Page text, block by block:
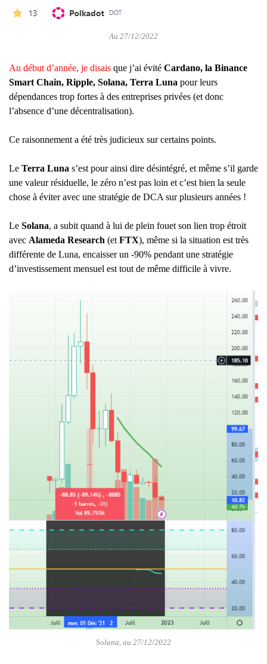
Au 27/12/2022
Au début d’année, je disais que j’ai évité Cardano, la Binance
Smart Chain, Ripple, Solana, Terra Luna pour leurs
dépendances trop fortes à des entreprises privées (et donc
l’absence d’une décentralisation).
Ce raisonnement a été très judicieux sur certains points.
Le Terra Luna s’est pour ainsi dire désintégré, et même s’il garde
une valeur résiduelle, le zéro n’est pas loin et c’est bien la seule
chose à éviter avec une stratégie de DCA sur plusieurs années !
Le Solana, a subit quand à lui de plein fouet son lien trop étroit
avec Alameda Research (et FTX), même si la situation est très
différente de Luna, encaisser un -90% pendant une stratégie
d’investissement mensuel est tout de même difficile à vivre.
Solana, au 27/12/2022